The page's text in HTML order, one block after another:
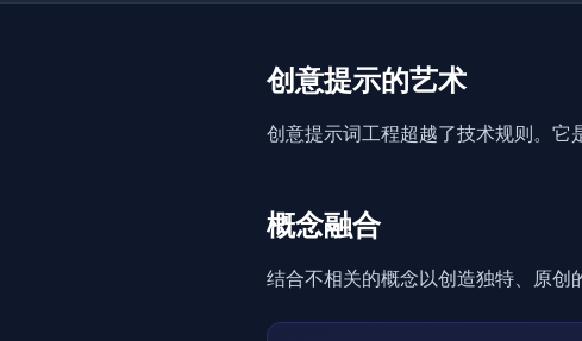
创意提示的艺术
创意提示词工程超越了技术规则。它
概念融合
结合不相关的概念以创造独特、原创